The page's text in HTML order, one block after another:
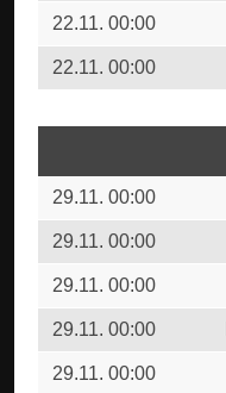
22.11. 00:00
22.11. 00:00
29.11. 00:00
29.11. 00:00
29.11. 00:00
29.11. 00:00
29.11. 00:00